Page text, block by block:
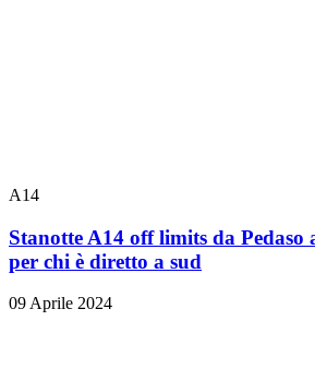
A14
Stanotte A14 off limits da Pedaso
per chi è diretto a sud
09 Aprile 2024